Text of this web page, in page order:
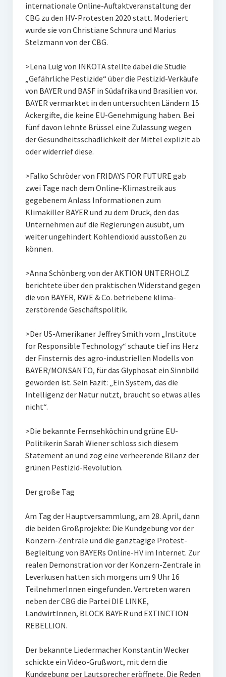
internationale Online-Auftaktveranstaltung der
CBG zu den HV-Protesten 2020 statt. Moderiert
wurde sie von Christiane Schnura und Marius
Stelzmann von der CBG.
>Lena Luig von INKOTA stellte dabei die Studie
„Gefährliche Pestizide“ über die Pestizid-Verkäufe
von BAYER und BASF in Südafrika und Brasilien vor.
BAYER vermarktet in den untersuchten Ländern 15
Ackergifte, die keine EU-Genehmigung haben. Bei
fünf davon lehnte Brüssel eine Zulassung wegen
der Gesundheitsschädlichkeit der Mittel explizit ab
oder widerrief diese.
>Falko Schröder von FRIDAYS FOR FUTURE gab
zwei Tage nach dem Online-Klimastreik aus
gegebenem Anlass Informationen zum
Klimakiller BAYER und zu dem Druck, den das
Unternehmen auf die Regierungen ausübt, um
weiter ungehindert Kohlendioxid ausstoßen zu
können.
>Anna Schönberg von der AKTION UNTERHOLZ
berichtete über den praktischen Widerstand gegen
die von BAYER, RWE & Co. betriebene klima-
zerstörende Geschäftspolitik.
>Der US-Amerikaner Jeffrey Smith vom „Institute
for Responsible Technology“ schaute tief ins Herz
der Finsternis des agro-industriellen Modells von
BAYER/MONSANTO, für das Glyphosat ein Sinnbild
geworden ist. Sein Fazit: „Ein System, das die
Intelligenz der Natur nutzt, braucht so etwas alles
nicht“.
>Die bekannte Fernsehköchin und grüne EU-
Politikerin Sarah Wiener schloss sich diesem
Statement an und zog eine verheerende Bilanz der
grünen Pestizid-Revolution.
Der große Tag
Am Tag der Hauptversammlung, am 28. April, dann
die beiden Großprojekte: Die Kundgebung vor der
Konzern-Zentrale und die ganztägige Protest-
Begleitung von BAYERs Online-HV im Internet. Zur
realen Demonstration vor der Konzern-Zentrale in
Leverkusen hatten sich morgens um 9 Uhr 16
TeilnehmerInnen eingefunden. Vertreten waren
neben der CBG die Partei DIE LINKE,
LandwirtInnen, BLOCK BAYER und EXTINCTION
REBELLION.
Der bekannte Liedermacher Konstantin Wecker
schickte ein Video-Grußwort, mit dem die
Kundgebung per Lautsprecher eröffnete. Die Reden